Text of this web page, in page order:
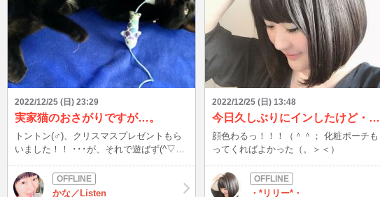
2022/12/25 (日) 23:29
実家猫のおさがりですが…。
トントン(♂)、クリスマスプレゼントもら
いました！！ ･･･が、それで遊ばず(^▽^;)
たい。 カンちゃん(♂)、マグロプレゼン
ト！ お気に召していただけたようで、勢
かな／Listen
2022/12/25 (日) 13:48
今日久しぶりにインしたけど・・・
顔色わるっ！！！（＾＾； 化粧ポーチも
ってくればよかった（。＞＜）
・*リリー*・